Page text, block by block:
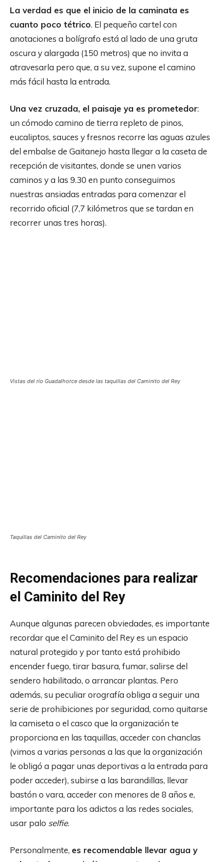
La verdad es que el inicio de la caminata es
cuanto poco tétrico. El pequeño cartel con
anotaciones a bolígrafo está al lado de una gruta
oscura y alargada (150 metros) que no invita a
atravesarla pero que, a su vez, supone el camino
más fácil hasta la entrada.
Una vez cruzada, el paisaje ya es prometedor:
un cómodo camino de tierra repleto de pinos,
eucaliptos, sauces y fresnos recorre las aguas azules
del embalse de Gaitanejo hasta llegar a la caseta de
recepción de visitantes, donde se unen varios
caminos y a las 9.30 en punto conseguimos
nuestras ansiadas entradas para comenzar el
recorrido oficial (7,7 kilómetros que se tardan en
recorrer unas tres horas).
Vistas del río Guadalhorce desde las taquillas del Caminito del Rey
Taquillas del Caminito del Rey
Recomendaciones para realizar
el Caminito del Rey
Aunque algunas parecen obviedades, es importante
recordar que el Caminito del Rey es un espacio
natural protegido y por tanto está prohibido
encender fuego, tirar basura, fumar, salirse del
sendero habilitado, o arrancar plantas. Pero
además, su peculiar orografía obliga a seguir una
serie de prohibiciones por seguridad, como quitarse
la camiseta o el casco que la organización te
proporciona en las taquillas, acceder con chanclas
(vimos a varias personas a las que la organización
le obligó a pagar unas deportivas a la entrada para
poder acceder), subirse a las barandillas, llevar
bastón o vara, acceder con menores de 8 años e,
importante para los adictos a las redes sociales,
usar palo selfie.
Personalmente, es recomendable llevar agua y